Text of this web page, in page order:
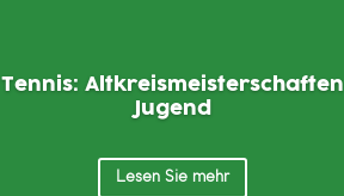
Tennis: Altkreismeisterschaften
Jugend
Lesen Sie mehr